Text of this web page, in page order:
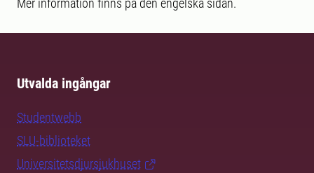
Mer information finns på den engelska sidan.
Utvalda ingångar
Studentwebb
SLU-biblioteket
Universitetsdjursjukhuset